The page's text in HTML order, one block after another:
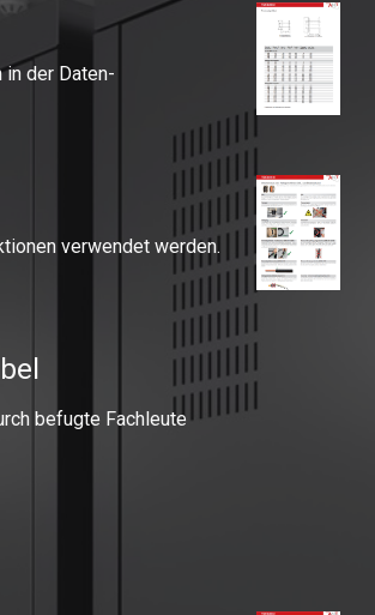
der Daten-
verwendet werden.
befugte Fachleute